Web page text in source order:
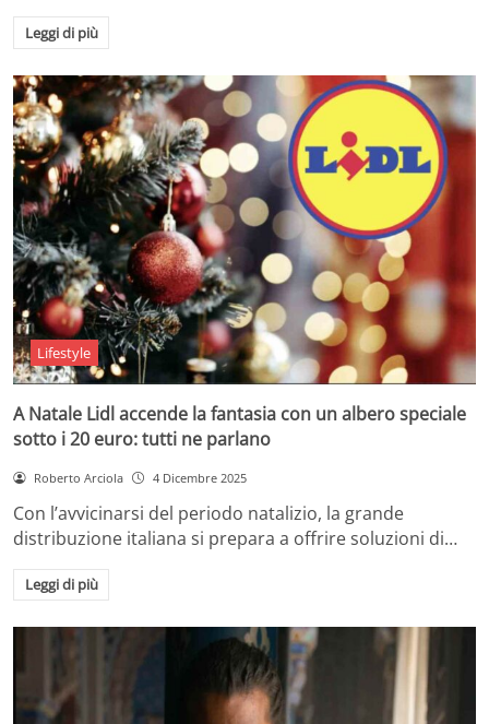
Leggi di più
Lifestyle
A Natale Lidl accende la fantasia con un albero speciale
sotto i 20 euro: tutti ne parlano
Roberto Arciola 4 Dicembre 2025
Con l’avvicinarsi del periodo natalizio, la grande
distribuzione italiana si prepara a offrire soluzioni di…
Leggi di più